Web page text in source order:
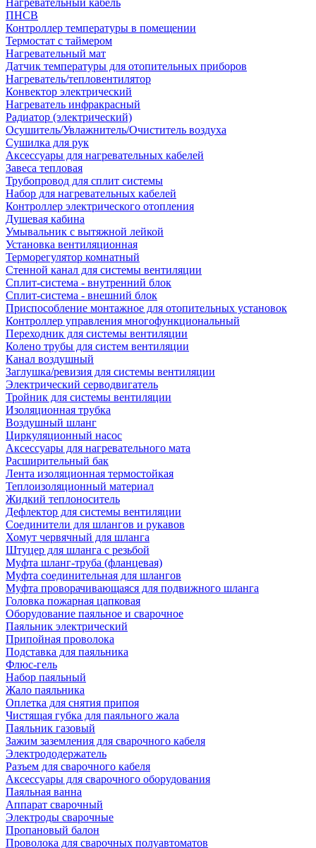
Нагревательный кабель
ПНСВ
Контроллер температуры в помещении
Термостат с таймером
Нагревательный мат
Датчик температуры для отопительных приборов
Нагреватель/тепловентилятор
Конвектор электрический
Нагреватель инфракрасный
Радиатор (электрический)
Осушитель/Увлажнитель/Очиститель воздуха
Сушилка для рук
Аксессуары для нагревательных кабелей
Завеса тепловая
Трубопровод для сплит системы
Набор для нагревательных кабелей
Контроллер электрического отопления
Душевая кабина
Умывальник с вытяжной лейкой
Установка вентиляционная
Терморегулятор комнатный
Стенной канал для системы вентиляции
Сплит-система - внутренний блок
Сплит-система - внешний блок
Приспособление монтажное для отопительных установок
Контроллер управления многофункциональный
Переходник для системы вентиляции
Колено трубы для систем вентиляции
Канал воздушный
Заглушка/ревизия для системы вентиляции
Электрический серводвигатель
Тройник для системы вентиляции
Изоляционная трубка
Воздушный шланг
Циркуляционный насос
Аксессуары для нагревательного мата
Расширительный бак
Лента изоляционная термостойкая
Теплоизоляционный материал
Жидкий теплоноситель
Дефлектор для системы вентиляции
Соединители для шлангов и рукавов
Хомут червячный для шланга
Штуцер для шланга с резьбой
Муфта шланг-труба (фланцевая)
Муфта соединительная для шлангов
Муфта проворачивающаяся для подвижного шланга
Головка пожарная цапковая
Оборудование паяльное и сварочное
Паяльник электрический
Припойная проволока
Подставка для паяльника
Флюс-гель
Набор паяльный
Жало паяльника
Оплетка для снятия припоя
Чистящая губка для паяльного жала
Паяльник газовый
Зажим заземления для сварочного кабеля
Электрододержатель
Разъем для сварочного кабеля
Аксессуары для сварочного оборудования
Паяльная ванна
Аппарат сварочный
Электроды сварочные
Пропановый балон
Проволока для сварочных полуавтоматов